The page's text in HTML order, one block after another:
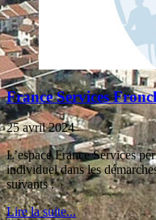
France Services
25 avril 2024
L’espace France Services
individuel dans les
suivants :
Lire la suite...